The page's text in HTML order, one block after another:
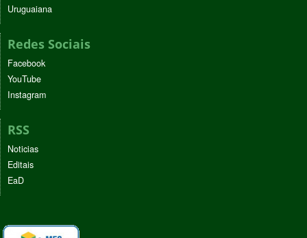
Uruguaiana
Redes Sociais
Facebook
YouTube
Instagram
RSS
Noticias
Editais
EaD